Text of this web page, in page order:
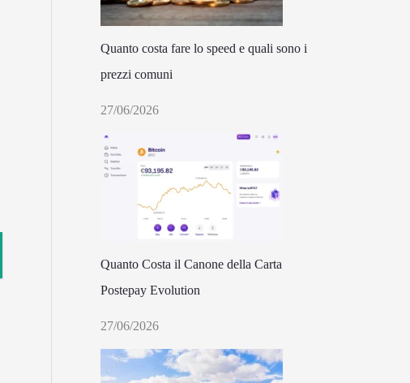
Quanto costa fare lo speed e quali sono i
prezzi comuni
27/06/2026
Quanto Costa il Canone della Carta
Postepay Evolution
27/06/2026